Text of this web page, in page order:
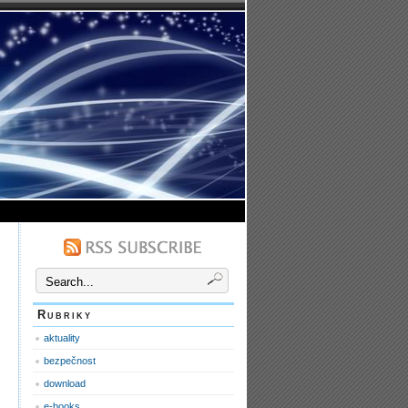
Rubriky
aktuality
bezpečnost
download